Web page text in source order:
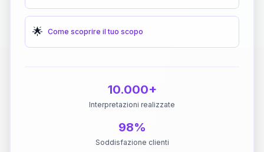
🌟 Come scoprire il tuo scopo
10.000+
Interpretazioni realizzate
98%
Soddisfazione clienti